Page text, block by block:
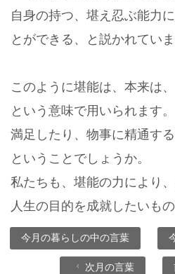
自身の持つ、堪え忍ぶ能力
とができる、と説かれていま
このように堪能は、本来は
という意味で用いられます。
満足したり、物事に精通す
ということでしょうか。
私たちも、堪能の力により
人生の目的を成就したいもの
今月の暮らしの中の言葉
次月の言葉